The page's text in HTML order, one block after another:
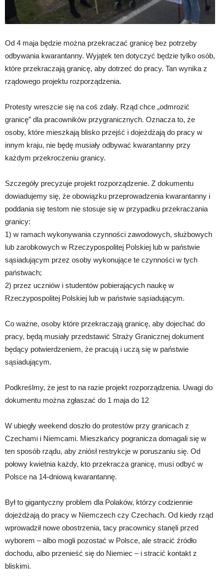
Od 4 maja będzie można przekraczać granicę bez potrzeby
odbywania kwarantanny. Wyjątek ten dotyczyć będzie tylko osób,
które przekraczają granicę, aby dotrzeć do pracy. Tan wynika z
rządowego projektu rozporządzenia.
Protesty wreszcie się na coś zdały. Rząd chce „odmrozić
granicę” dla pracowników przygranicznych. Oznacza to, że
osoby, które mieszkają blisko przejść i dojeżdżają do pracy w
innym kraju, nie będę musiały odbywać kwarantanny przy
każdym przekroczeniu granicy.
Szczegóły precyzuje projekt rozporządzenie. Z dokumentu
dowiadujemy się, że obowiązku przeprowadzenia kwarantanny i
poddania się testom nie stosuje się w przypadku przekraczania
granicy:
1) w ramach wykonywania czynności zawodowych, służbowych
lub zarobkowych w Rzeczypospolitej Polskiej lub w państwie
sąsiadującym przez osoby wykonujące te czynności w tych
państwach;
2) przez uczniów i studentów pobierających naukę w
Rzeczypospolitej Polskiej lub w państwie sąsiadującym.
Co ważne, osoby które przekraczają granicę, aby dojechać do
pracy, będą musiały przedstawić Straży Granicznej dokument
będący potwierdzeniem, że pracują i uczą się w państwie
sąsiadującym.
Podkreślmy, że jest to na razie projekt rozporządzenia. Uwagi do
dokumentu można zgłaszać do 1 maja do 12
W ubiegły weekend doszło do protestów przy granicach z
Czechami i Niemcami. Mieszkańcy pogranicza domagali się w
ten sposób rządu, aby zniósł restrykcje w poruszaniu się. Od
połowy kwietnia każdy, kto przekracza granicę, musi odbyć w
Polsce na 14-dniową kwarantannę.
Był to gigantyczny problem dla Polaków, którzy codziennie
dojeżdżają do pracy w Niemczech czy Czechach. Od kiedy rząd
wprowadził nowe obostrzenia, tacy pracownicy stanęli przed
wyborem – albo mogli pozostać w Polsce, ale stracić źródło
dochodu, albo przenieść się do Niemiec – i stracić kontakt z
bliskimi.